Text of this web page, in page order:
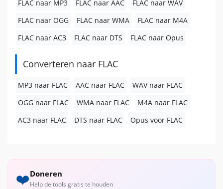
FLAC naar MP3 FLAC naar AAC
FLAC naar WAV
FLAC naar OGG
FLAC naar WMA
FLAC naar M4A
FLAC naar AC3
FLAC naar DTS FLAC naar Opus
Converteren naar FLAC
MP3 naar FLAC AAC naar FLAC
WAV naar FLAC
OGG naar FLAC
WMA naar FLAC
M4A naar FLAC
AC3 naar FLAC
DTS naar FLAC Opus voor FLAC
❤️Doneren
Help de tools gratis te houden